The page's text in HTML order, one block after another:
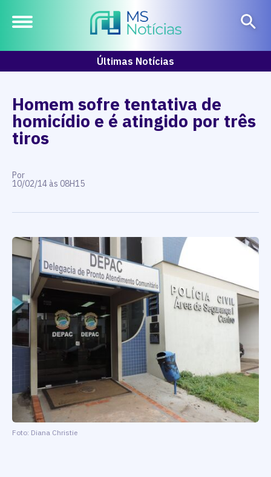
Últimas Notícias
Homem sofre tentativa de
homicídio e é atingido por três
tiros
Por
10/02/14 às 08H15
Foto: Diana Christie